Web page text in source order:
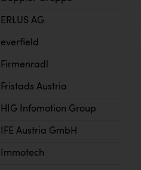
ERLUS AG
everfield
Firmenradl
Fristads Austria
HIG Infomotion Group
IFE Austria GmbH
Immotech